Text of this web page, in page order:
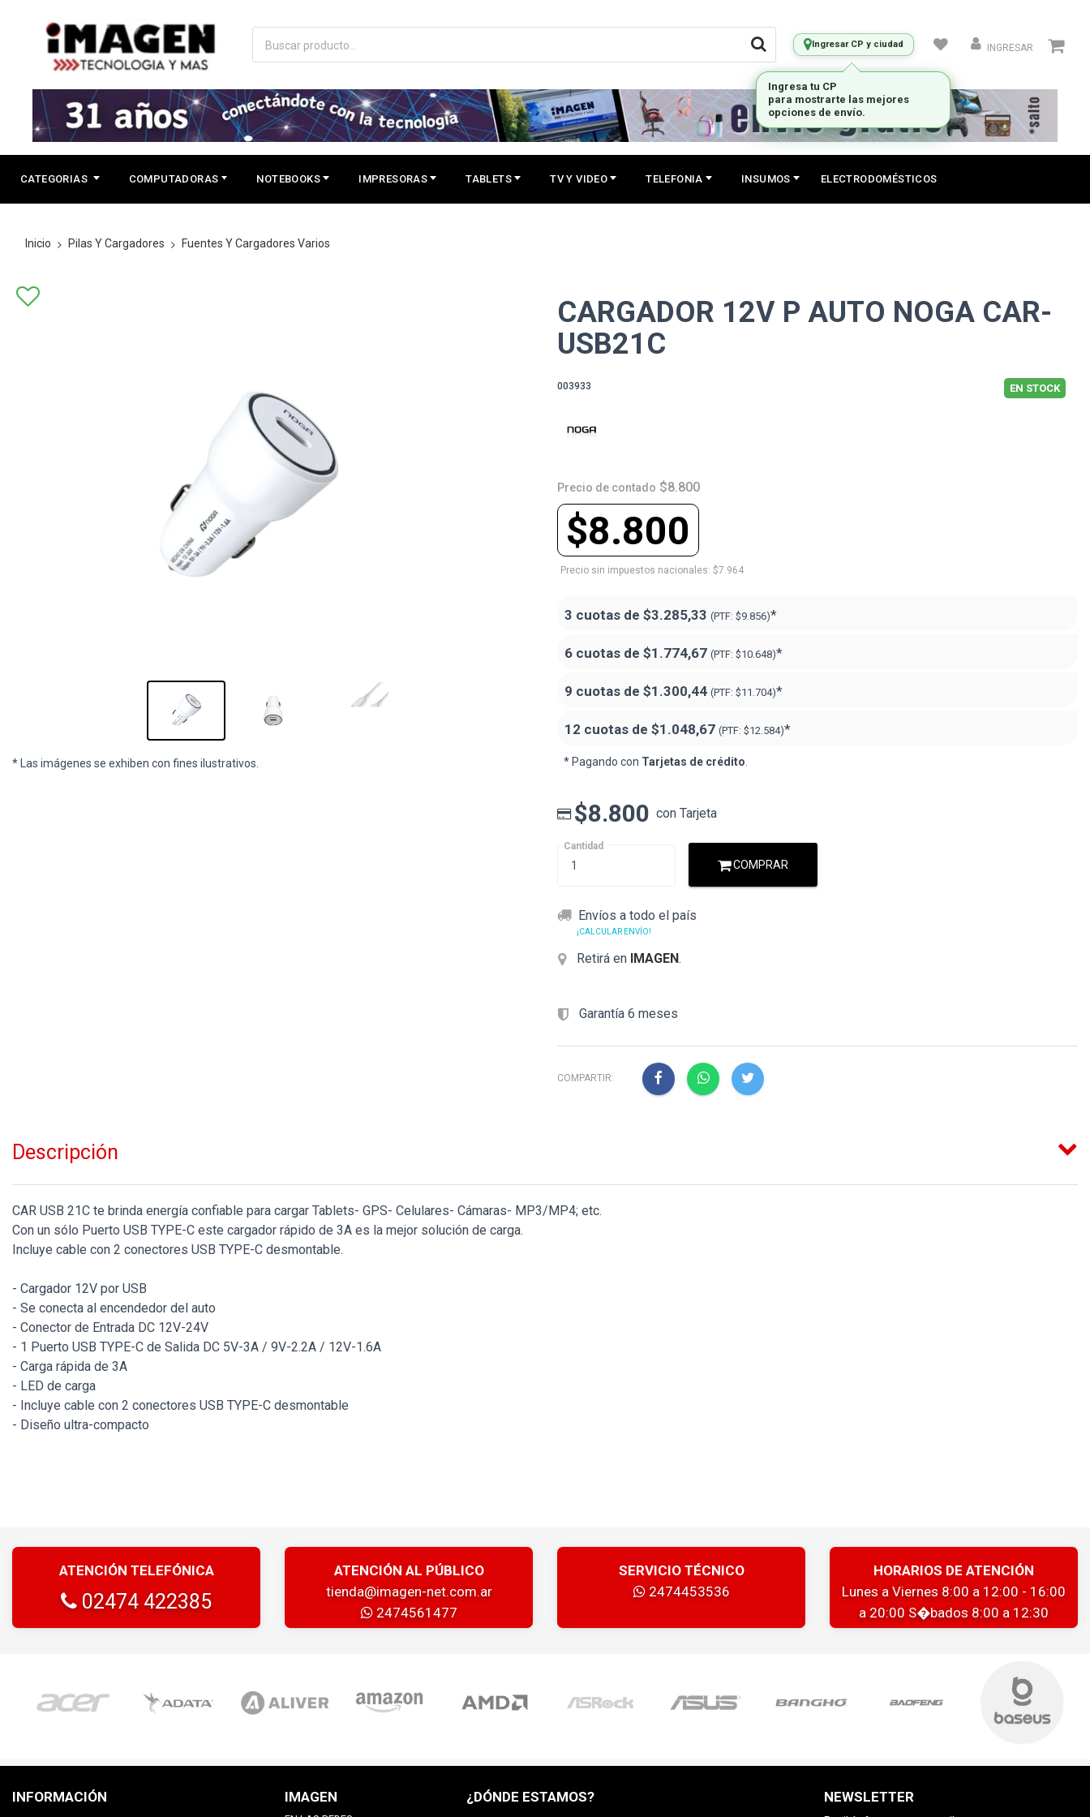
Ingresar CP y ciudad INGRESAR
CATEGORIAS COMPUTADORAS NOTEBOOKS IMPRESORAS TABLETS TV Y VIDEO TELEFONIA INSUMOS ELECTRODOMÉSTICOS
Inicio Pilas Y Cargadores Fuentes Y Cargadores Varios
* Las imágenes se exhiben con fines ilustrativos.
CARGADOR 12V P AUTO NOGA CAR-
USB21C
003933 EN STOCK
Precio de contado $8.800
$8.800
Precio sin impuestos nacionales: $7.964
3 cuotas de $3.285,33 (PTF: $9.856)*
6 cuotas de $1.774,67 (PTF: $10.648)*
9 cuotas de $1.300,44 (PTF: $11.704)*
12 cuotas de $1.048,67 (PTF: $12.584)*
* Pagando con Tarjetas de crédito
$8.800 con Tarjeta
Cantidad
COMPRAR
Envíos a todo el país
¡CALCULAR ENVÍO!
Retirá en IMAGEN.
Garantía 6 meses
COMPARTIR:
Descripción
CAR USB 21C te brinda energía confiable para cargar Tablets- GPS- Celulares- Cámaras- MP3/MP4; etc.
Con un sólo Puerto USB TYPE-C este cargador rápido de 3A es la mejor solución de carga.
Incluye cable con 2 conectores USB TYPE-C desmontable.
- Cargador 12V por USB
- Se conecta al encendedor del auto
- Conector de Entrada DC 12V-24V
- 1 Puerto USB TYPE-C de Salida DC 5V-3A / 9V-2.2A / 12V-1.6A
- Carga rápida de 3A
- LED de carga
- Incluye cable con 2 conectores USB TYPE-C desmontable
- Diseño ultra-compacto
ATENCIÓN TELEFÓNICA
02474 422385
ATENCIÓN AL PÚBLICO
tienda@imagen-net.com.ar
2474561477
SERVICIO TÉCNICO
2474453536
HORARIOS DE ATENCIÓN
Lunes a Viernes 8:00 a 12:00 - 16:00
a 20:00 S�bados 8:00 a 12:30
INFORMACIÓN IMAGEN ¿DÓNDE ESTAMOS? NEWSLETTER